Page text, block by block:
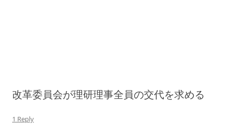
改革委員会が理研理事全員の交代を求める
1 Reply